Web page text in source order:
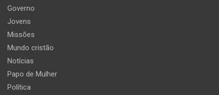
Governo
Jovens
Missões
Mundo cristão
Notícias
Papo de Mulher
Política